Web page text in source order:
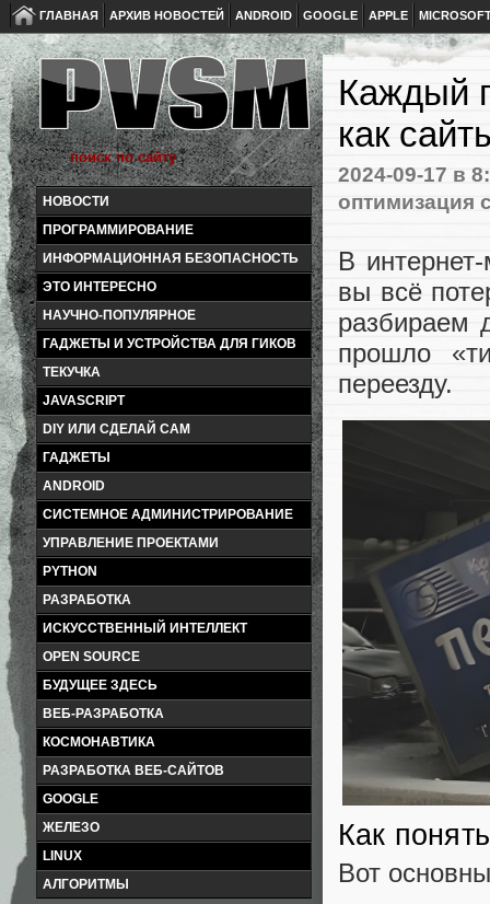
ГЛАВНАЯ АРХИВ НОВОСТЕЙ ANDROID GOOGLE APPLE
НОВОСТИ
ПРОГРАММИРОВАНИЕ
ИНФОРМАЦИОННАЯ БЕЗОПАСНОСТЬ
ЭТО ИНТЕРЕСНО
НАУЧНО-ПОПУЛЯРНОЕ
ГАДЖЕТЫ И УСТРОЙСТВА ДЛЯ ГИКОВ
ТЕКУЧКА
JAVASCRIPT
DIY ИЛИ СДЕЛАЙ САМ
ГАДЖЕТЫ
ANDROID
СИСТЕМНОЕ АДМИНИСТРИРОВАНИЕ
УПРАВЛЕНИЕ ПРОЕКТАМИ
PYTHON
РАЗРАБОТКА
ИСКУССТВЕННЫЙ ИНТЕЛЛЕКТ
OPEN SOURCE
БУДУЩЕЕ ЗДЕСЬ
ВЕБ-РАЗРАБОТКА
КОСМОНАВТИКА
РАЗРАБОТКА ВЕБ-САЙТОВ
GOOGLE
ЖЕЛЕЗО
LINUX
АЛГОРИТМЫ
Каждый
как
2024-09-17 в
оптимизация
В
вы всё
разбираем
прошло
переезду.
Как
Вот